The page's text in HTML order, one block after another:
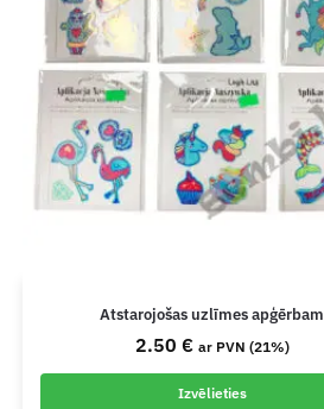
Atstarojošas uzlīmes apģērbam
2.50 € ar PVN (21%)
Izvēlieties